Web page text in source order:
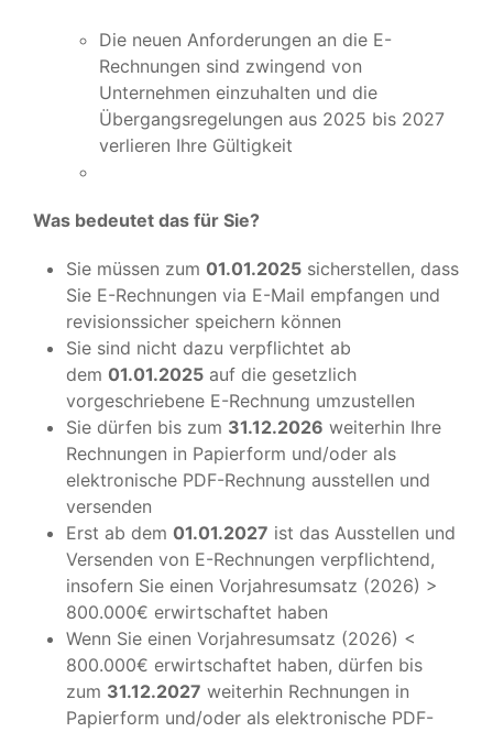
Die neuen Anforderungen an die E-
Rechnungen sind zwingend von
Unternehmen einzuhalten und die
Übergangsregelungen aus 2025 bis 2027
verlieren Ihre Gültigkeit
Was bedeutet das für Sie?
Sie müssen zum 01.01.2025 sicherstellen, dass
Sie E-Rechnungen via E-Mail empfangen und
revisionssicher speichern können
Sie sind nicht dazu verpflichtet ab
dem 01.01.2025 auf die gesetzlich
vorgeschriebene E-Rechnung umzustellen
Sie dürfen bis zum 31.12.2026 weiterhin Ihre
Rechnungen in Papierform und/oder als
elektronische PDF-Rechnung ausstellen und
versenden
Erst ab dem 01.01.2027 ist das Ausstellen und
Versenden von E-Rechnungen verpflichtend,
insofern Sie einen Vorjahresumsatz (2026) >
800.000€ erwirtschaftet haben
Wenn Sie einen Vorjahresumsatz (2026) <
800.000€ erwirtschaftet haben, dürfen bis
zum 31.12.2027 weiterhin Rechnungen in
Papierform und/oder als elektronische PDF-